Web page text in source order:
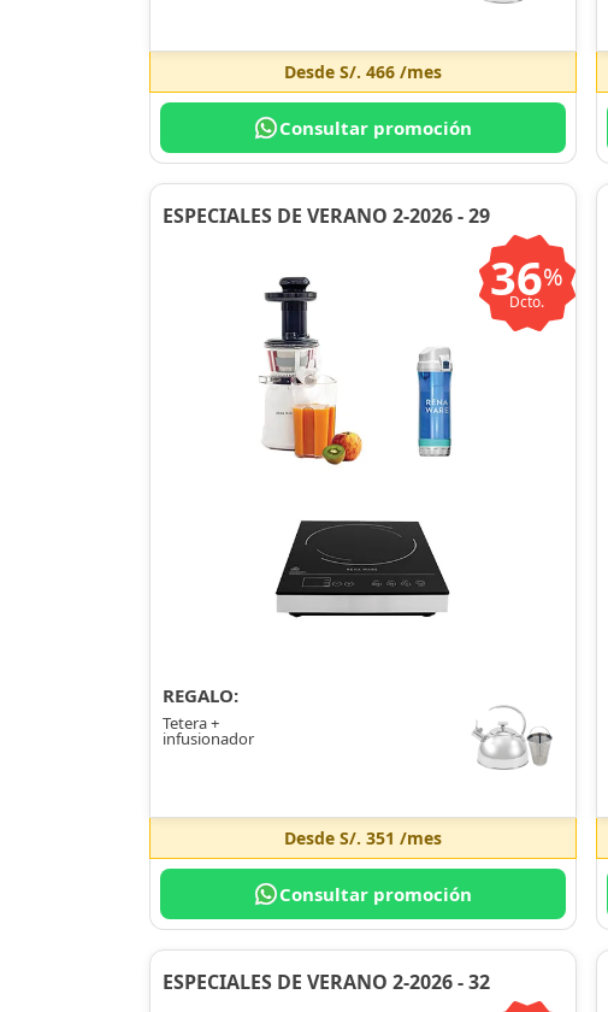
Desde S/. 466/mes
Consultar promoción
ESPECIALES DE VERANO 2-2026 - 29
36%
Dcto.
REGALO:
Tetera +
infusionador
Desde S/. 351 /mes
Consultar promoción
ESPECIALES DE VERANO 2-2026 - 32